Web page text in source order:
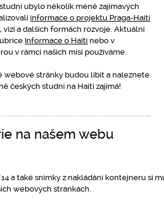
ubylo několik méně zajímavých
informace o projektu Praga-Haiti
vizi a dalších formách rozvoje. Aktuální
Informace o Haiti nebo v
v rámci našich misí používáme.
webové stránky budou líbit a naleznete
českých studní na Haiti zajímá!
na našem webu
a také snímky z nakládání kontejneru si
webových stránkách.